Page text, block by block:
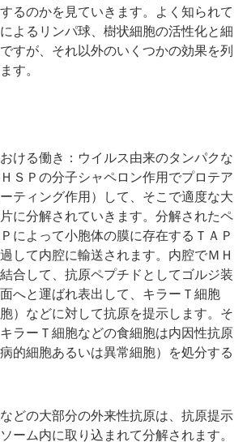
るのかを見ていきます。よく知られて
よるリンパ球、樹状細胞の活性化と細
すが、それ以外のいくつかの効果を列
す。
おける働き：ウイルス由来のタンパクな
ＳＰの分子シャペロン作用でプロテア
ティング作用）して、そこで適度な大
に分解されていきます。分解されたペ
によって小胞体の膜に存在するＴＡＰ
して内腔に輸送されます。内腔でＭＨ
合して、抗原ペプチドとしてゴルジ装
へと運ばれ表出して、キラーＴ細胞
胞）などに対して抗原を提示します。そ
ラーＴ細胞などの食細胞は内因性抗原
的細胞あるいは異常細胞）を処分する
どの大部分の外来性抗原は、抗原提示
ーム内に取り込まれて分解されます。